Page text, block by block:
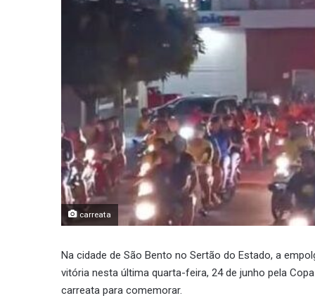
carreata
Na cidade de São Bento no Sertão do Estado, a
vitória nesta última quarta-feira, 24 de junho pela
carreata para comemorar.